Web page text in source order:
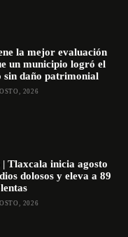
la mejor evaluación
un municipio logró el
sin daño patrimonial
2026
| Tlaxcala inicia agosto
dolosos y eleva a 89
2026